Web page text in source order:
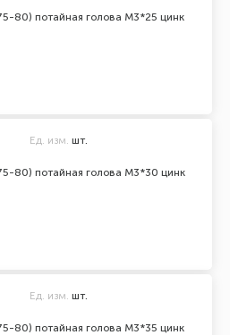
80) потайная голова М3*25 цинк
80) потайная голова М3*30 цинк
Ед. изм. шт.
80) потайная голова М3*35 цинк
Ед. изм. шт.